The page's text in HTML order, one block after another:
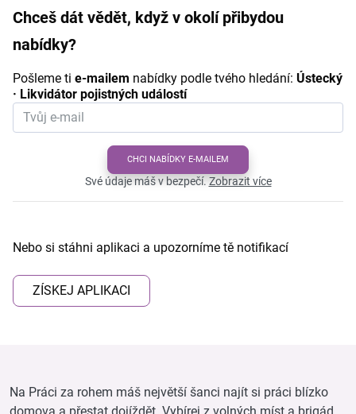
Chceš dát vědět, když v okolí přibydou
nabídky?
Pošleme ti e-mailem nabídky podle tvého hledání: Ústecký
· Likvidátor pojistných událostí
CHCI NABÍDKY E-MAILEM
Své údaje máš v bezpečí.Zobrazit více
Nebo si stáhni aplikaci a upozorníme tě notifikací
ZÍSKEJ APLIKACI
Na Práci za rohem máš největší šanci najít si práci blízko
domova a přestat dojíždět. Vybírej z volných míst a brigád